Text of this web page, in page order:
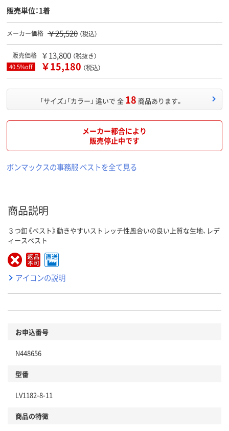
販売単位：1着
メーカー価格 ￥25,520 （税込）
販売価格 ￥13,800 （税抜き）
40.5%off ￥15,180 （税込）
「サイズ」「カラー」 違いで 全 18 商品あります。
メーカー都合により
販売停止中です
ボンマックスの事務服 ベストを全て見る
商品説明
３つ釦《ベスト》動きやすいストレッチ性風合いの良い上質な生地、レデ
ィースベスト
アイコンの説明
お申込番号
N448656
型番
LV1182-8-11
商品の特徴